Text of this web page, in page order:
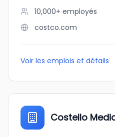
10,000+ employés
costco.com
Voir les emplois et détails
Costello